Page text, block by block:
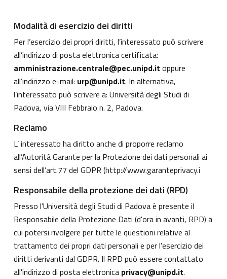
Modalità di esercizio dei diritti
Per l’esercizio dei propri diritti, l’interessato può scrivere
all’indirizzo di posta elettronica certificata:
amministrazione.centrale@pec.unipd.it oppure
all’indirizzo e-mail: urp@unipd.it. In alternativa,
l’interessato può scrivere a: Università degli Studi di
Padova, via VIII Febbraio n. 2, Padova.
Reclamo
L’ interessato ha diritto anche di proporre reclamo
all’Autorità Garante per la Protezione dei dati personali ai
sensi dell’art.77 del GDPR (http://www.garanteprivacy.i
Responsabile della protezione dei dati (RPD)
Presso l’Università degli Studi di Padova è presente il
Responsabile della Protezione Dati (d'ora in avanti, RPD) a
cui potersi rivolgere per tutte le questioni relative al
trattamento dei propri dati personali e per l'esercizio dei
diritti derivanti dal GDPR. Il RPD può essere contattato
all'indirizzo di posta elettronica privacy@unipd.it.